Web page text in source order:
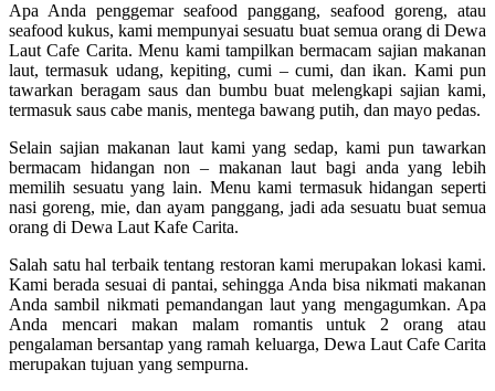
Apa Anda penggemar seafood panggang, seafood goreng, atau
seafood kukus, kami mempunyai sesuatu buat semua orang di Dewa
Laut Cafe Carita. Menu kami tampilkan bermacam sajian makanan
laut, termasuk udang, kepiting, cumi – cumi, dan ikan. Kami pun
tawarkan beragam saus dan bumbu buat melengkapi sajian kami,
termasuk saus cabe manis, mentega bawang putih, dan mayo pedas.
Selain sajian makanan laut kami yang sedap, kami pun tawarkan
bermacam hidangan non – makanan laut bagi anda yang lebih
memilih sesuatu yang lain. Menu kami termasuk hidangan seperti
nasi goreng, mie, dan ayam panggang, jadi ada sesuatu buat semua
orang di Dewa Laut Kafe Carita.
Salah satu hal terbaik tentang restoran kami merupakan lokasi kami.
Kami berada sesuai di pantai, sehingga Anda bisa nikmati makanan
Anda sambil nikmati pemandangan laut yang mengagumkan. Apa
Anda mencari makan malam romantis untuk 2 orang atau
pengalaman bersantap yang ramah keluarga, Dewa Laut Cafe Carita
merupakan tujuan yang sempurna.